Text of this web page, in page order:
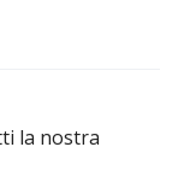
la nostra